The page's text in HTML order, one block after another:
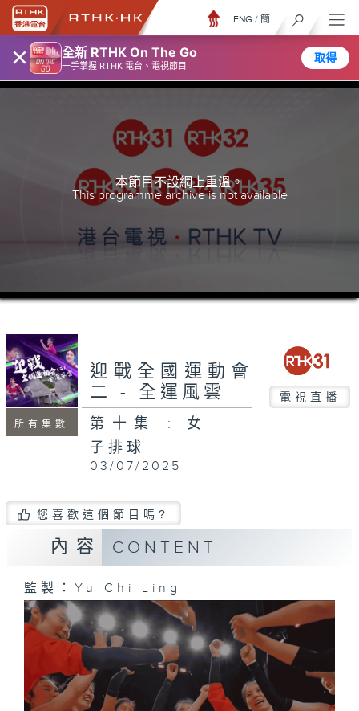
× 全新 RTHK On The Go
一手掌握 RTHK 電台、電視節目
取得
ENG / 簡
本節目不設網上重溫。
This programme archive is not available
所有集數
迎戰全國運動會
二 - 全運風雲
電視直播
第十集 : 女
子排球
03/07/2025
您喜歡這個節目嗎?
內容 CONTENT
監製：Yu Chi Ling